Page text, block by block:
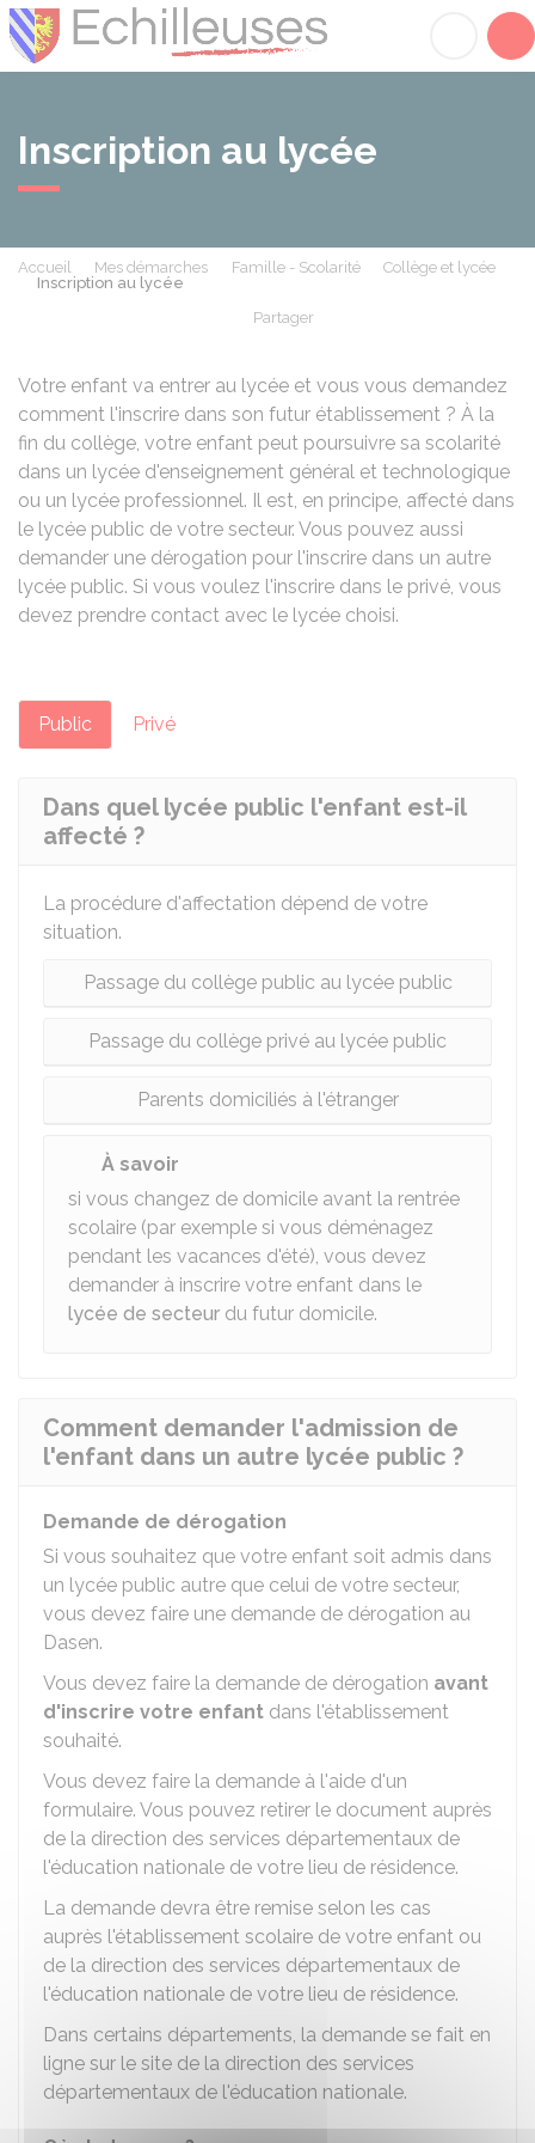
Inscription au lycée
Accueil Mes démarches Famille - Scolarité
Collège et lycée
Inscription au lycée
Partager
Votre enfant va entrer au lycée et vous vous demandez
comment l'inscrire dans son futur établissement ? À la
fin du collège, votre enfant peut poursuivre sa scolarité
dans un lycée d'enseignement général et technologique
ou un lycée professionnel. Il est, en principe, affecté dans
le lycée public de votre secteur. Vous pouvez aussi
demander une dérogation pour l'inscrire dans un autre
lycée public. Si vous voulez l'inscrire dans le privé, vous
devez prendre contact avec le lycée choisi.
Public Privé
Dans quel lycée public l'enfant est-il
affecté ?
La procédure d'affectation dépend de votre
situation.
Passage du collège public au lycée public
Passage du collège privé au lycée public
Parents domiciliés à l'étranger
À savoir
si vous changez de domicile avant la rentrée
scolaire (par exemple si vous déménagez
pendant les vacances d'été), vous devez
demander à inscrire votre enfant dans le
lycée de secteur du futur domicile.
Comment demander l'admission de
l'enfant dans un autre lycée public ?
Demande de dérogation
Si vous souhaitez que votre enfant soit admis dans
un lycée public autre que celui de votre secteur,
vous devez faire une demande de dérogation au
Dasen.
Vous devez faire la demande de dérogation avant
d'inscrire votre enfant dans l'établissement
souhaité.
Vous devez faire la demande à l'aide d'un
formulaire. Vous pouvez retirer le document auprès
de la direction des services départementaux de
l'éducation nationale de votre lieu de résidence.
La demande devra être remise selon les cas
auprès l'établissement scolaire de votre enfant ou
de la direction des services départementaux de
l'éducation nationale de votre lieu de résidence.
Dans certains départements, la demande se fait en
ligne sur le site de la direction des services
départementaux de l'éducation nationale.